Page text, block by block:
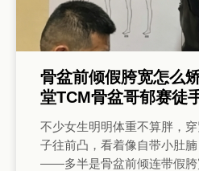
骨盆前倾假胯宽怎么
堂TCM骨盆哥郁赛徒
身材
不少女生明明体重不算胖，
子往前凸，看着像自带小肚
——多半是骨盆前倾连带假胯